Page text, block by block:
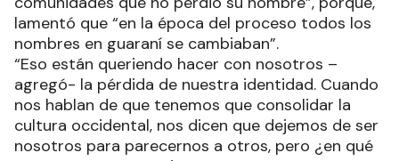
lamentó que “en la época del proceso todos los
nombres en guaraní se cambiaban”.
“Eso están queriendo hacer con nosotros –
agregó- la pérdida de nuestra identidad. Cuando
nos hablan de que tenemos que consolidar la
cultura occidental, nos dicen que dejemos de ser
nosotros para parecernos a otros, pero ¿en qué